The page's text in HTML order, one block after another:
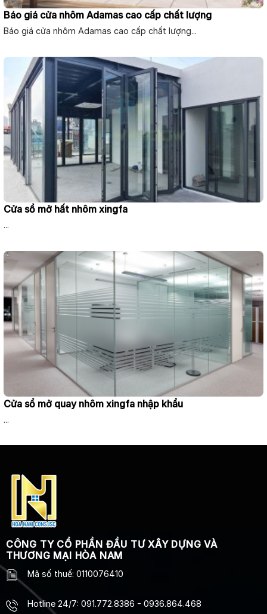
Báo giá cửa nhôm Adamas cao cấp chất lượng
Báo giá cửa nhôm Adamas cao cấp chất lượng...
Cửa sổ mở hất nhôm xingfa
...
Cửa sổ mở quay nhôm xingfa nhập khẩu
...
CÔNG TY CỔ PHẦN ĐẦU TƯ XÂY DỰNG VÀ
THƯƠNG MẠI HÒA NAM
Mã số thuế: 0110076410
Hotline 24/7: 091.772.8386 - 0936.864.468